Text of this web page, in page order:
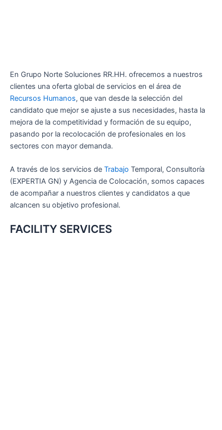
En Grupo Norte Soluciones RR.HH. ofrecemos a nuestros
clientes una oferta global de servicios en el área de
Recursos Humanos, que van desde la selección del
candidato que mejor se ajuste a sus necesidades, hasta la
mejora de la competitividad y formación de su equipo,
pasando por la recolocación de profesionales en los
sectores con mayor demanda.
A través de los servicios de Trabajo Temporal, Consultoría
(EXPERTIA GN) y Agencia de Colocación, somos capaces
de acompañar a nuestros clientes y candidatos a que
alcancen su objetivo profesional.
FACILITY SERVICES